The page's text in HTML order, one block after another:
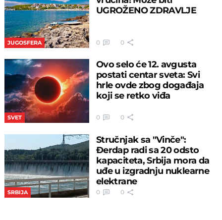
JUGOSFERA
UGROŽENO ZDRAVLJE
0 0
SVET
Ovo selo će 12. avgusta
postati centar sveta: Svi
hrle ovde zbog događaja
koji se retko viđa
0 0
SRBIJA
Stručnjak sa "Vinče":
Đerdap radi sa 20 odsto
kapaciteta, Srbija mora da
uđe u izgradnju nuklearne
elektrane
0 0